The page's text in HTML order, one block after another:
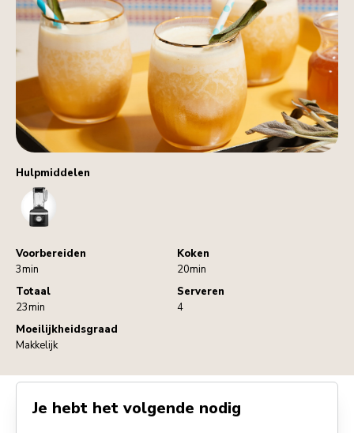
Hulpmiddelen
Blender
Voorbereiden
3min
Koken
20min
Totaal
23min
Serveren
4
Moeilijkheidsgraad
Makkelijk
Je hebt het volgende nodig